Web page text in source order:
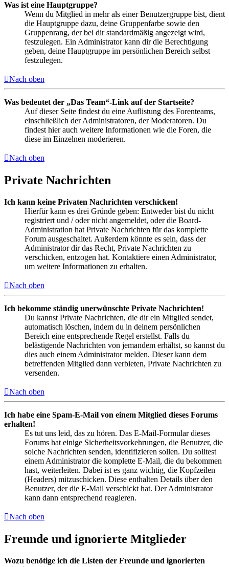
Was ist eine Hauptgruppe?
Wenn du Mitglied in mehr als einer Benutzergruppe bist, dient
die Hauptgruppe dazu, deine Gruppenfarbe sowie den
Gruppenrang, der bei dir standardmäßig angezeigt wird,
festzulegen. Ein Administrator kann dir die Berechtigung
geben, deine Hauptgruppe im persönlichen Bereich selbst
festzulegen.
Nach oben
Was bedeutet der „Das Team“-Link auf der Startseite?
Auf dieser Seite findest du eine Auflistung des Forenteams,
einschließlich der Administratoren, der Moderatoren. Du
findest hier auch weitere Informationen wie die Foren, die
diese im Einzelnen moderieren.
Nach oben
Private Nachrichten
Ich kann keine Privaten Nachrichten verschicken!
Hierfür kann es drei Gründe geben: Entweder bist du nicht
registriert und / oder nicht angemeldet, oder die Board-
Administration hat Private Nachrichten für das komplette
Forum ausgeschaltet. Außerdem könnte es sein, dass der
Administrator dir das Recht, Private Nachrichten zu
verschicken, entzogen hat. Kontaktiere einen Administrator,
um weitere Informationen zu erhalten.
Nach oben
Ich bekomme ständig unerwünschte Private Nachrichten!
Du kannst Private Nachrichten, die dir ein Mitglied sendet,
automatisch löschen, indem du in deinem persönlichen
Bereich eine entsprechende Regel erstellst. Falls du
belästigende Nachrichten von jemandem erhältst, so kannst du
dies auch einem Administrator melden. Dieser kann dem
betreffenden Mitglied dann verbieten, Private Nachrichten zu
versenden.
Nach oben
Ich habe eine Spam-E-Mail von einem Mitglied dieses Forums
erhalten!
Es tut uns leid, das zu hören. Das E-Mail-Formular dieses
Forums hat einige Sicherheitsvorkehrungen, die Benutzer, die
solche Nachrichten senden, identifizieren sollen. Du solltest
einem Administrator die komplette E-Mail, die du bekommen
hast, weiterleiten. Dabei ist es ganz wichtig, die Kopfzeilen
(Headers) mitzuschicken. Diese enthalten Details über den
Benutzer, der die E-Mail verschickt hat. Der Administrator
kann dann entsprechend reagieren.
Nach oben
Freunde und ignorierte Mitglieder
Wozu benötige ich die Listen der Freunde und ignorierten